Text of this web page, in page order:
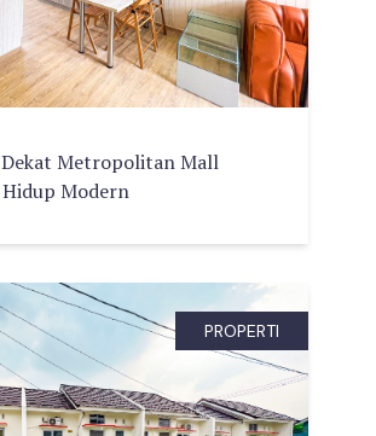
Metropolitan Mall
Hidup Modern
PROPERTI